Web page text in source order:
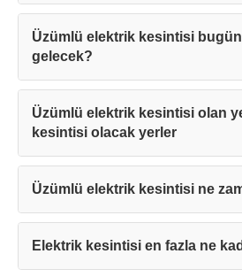
Üzümlü elektrik kesintisi
gelecek?
Üzümlü elektrik kesintisi olan
kesintisi olacak yerler
Üzümlü elektrik kesintisi ne
Elektrik kesintisi en fazla ne